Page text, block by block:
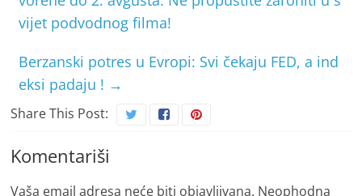
vijet podvodnog filma!
Berzanski potres u Evropi: Svi čekaju FED, a ind
eksi padaju ! →
Share This Post:
Komentariši
Vaša email adresa neće biti objavljivana. Neophodna